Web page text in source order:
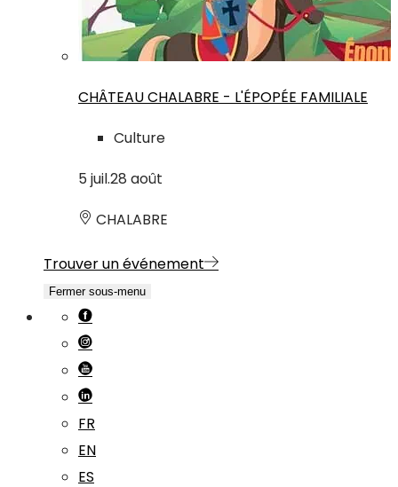
CHÂTEAU CHALABRE - L'ÉPOPÉE FAMILIALE
Culture
5 juil.28 août
CHALABRE
Trouver un événement
Fermer sous-menu
FR
EN
ES